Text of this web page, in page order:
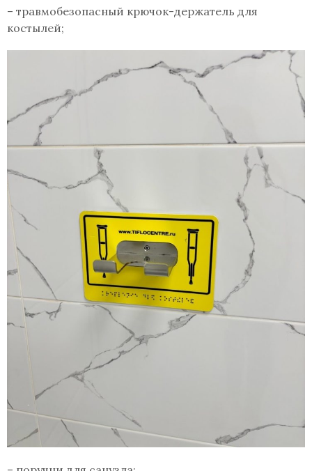
– травмобезопасный крючок-держатель для
костылей;